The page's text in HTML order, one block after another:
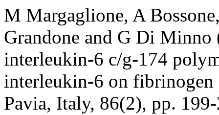
M Margaglione, A
Grandone and G Di Minno
interleukin-6 c/g-174
interleukin-6 on fibrinogen
Pavia, Italy, 86(2), pp.